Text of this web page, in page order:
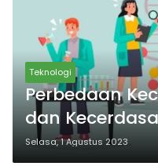
Teknologi
Perbedaan
dan
Selasa, 1 Agustus 2023